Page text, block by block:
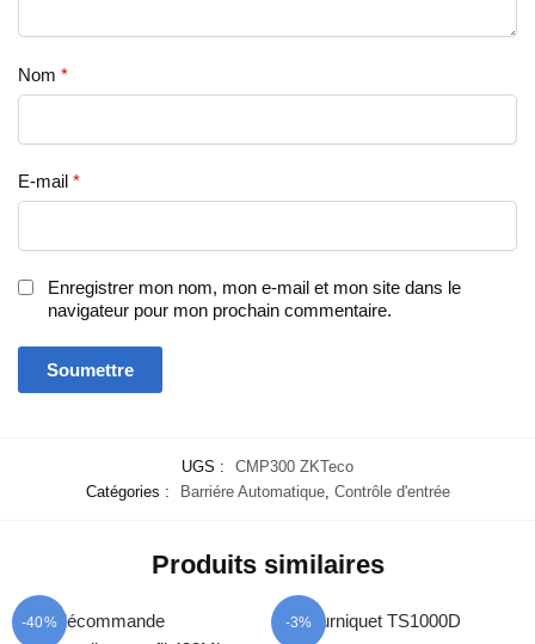
Nom *
E-mail *
Enregistrer mon nom, mon e-mail et mon site dans le
navigateur pour mon prochain commentaire.
UGS :
CMP300 ZKTeco
Catégories :
Barriére Automatique, Contrôle d'entrée
Produits similaires
-40% -3%